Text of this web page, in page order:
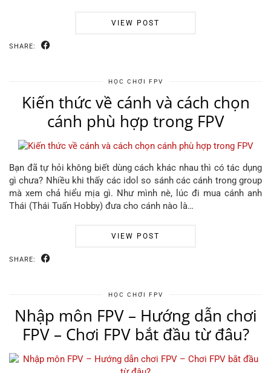
VIEW POST
SHARE:
HỌC CHƠI FPV
Kiến thức về cánh và cách chọn
cánh phù hợp trong FPV
Bạn đã tự hỏi không biết dùng cách khác nhau thì có tác dụng
gì chưa? Nhiều khi thấy các idol so sánh các cánh trong group
mà xem chả hiểu mịa gì. Như mình nè, lúc đi mua cánh anh
Thái (Thái Tuấn Hobby) đưa cho cánh nào là…
VIEW POST
SHARE:
HỌC CHƠI FPV
Nhập môn FPV – Hướng dẫn chơi
FPV – Chơi FPV bắt đầu từ đâu?